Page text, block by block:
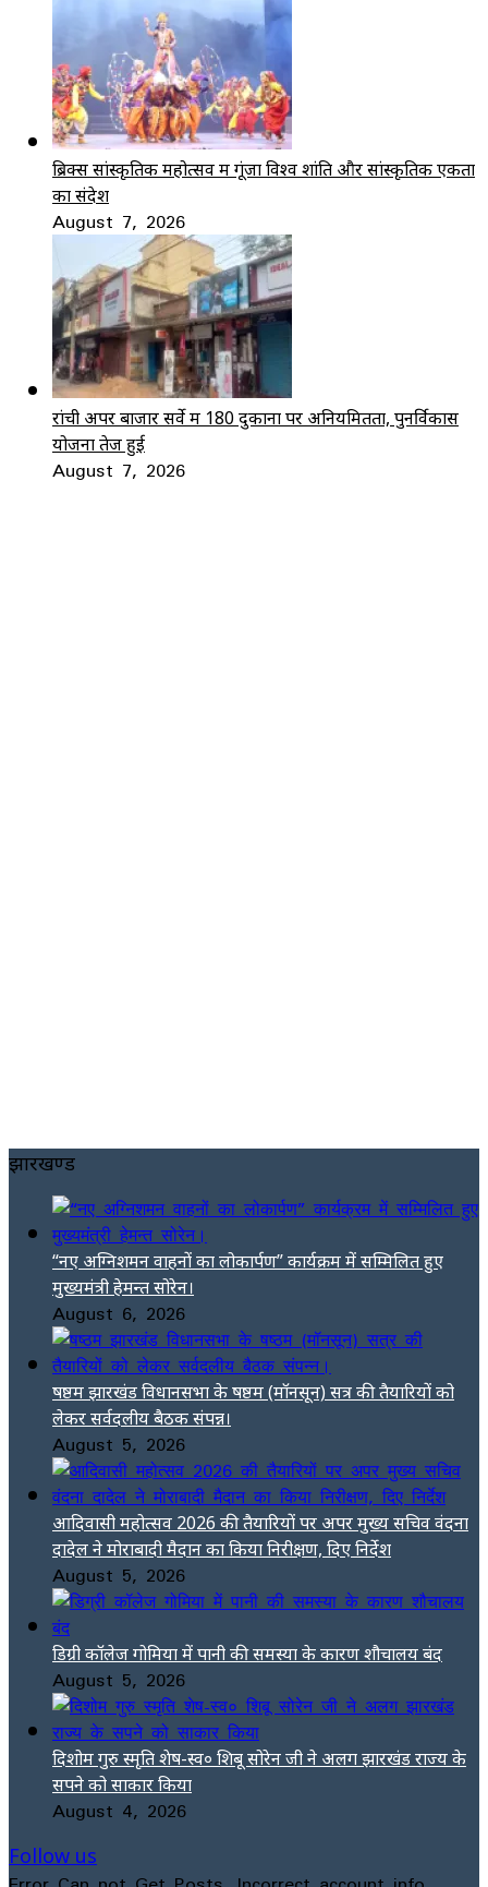
ब्रिक्स सांस्कृतिक महोत्सव में गूंजा विश्व शांति और सांस्कृतिक एकता
का संदेश
August 7, 2026
रांची अपर बाजार सर्वे में 180 दुकानों पर अनियमितता, पुनर्विकास
योजना तेज हुई
August 7, 2026
झारखण्ड
“नए अग्निशमन वाहनों का लोकार्पण” कार्यक्रम में सम्मिलित हुए
मुख्यमंत्री हेमन्त सोरेन।
August 6, 2026
षष्ठम झारखंड विधानसभा के षष्ठम (मॉनसून) सत्र की तैयारियों को
लेकर सर्वदलीय बैठक संपन्न।
August 5, 2026
आदिवासी महोत्सव 2026 की तैयारियों पर अपर मुख्य सचिव वंदना
दादेल ने मोराबादी मैदान का किया निरीक्षण, दिए निर्देश
August 5, 2026
डिग्री कॉलेज गोमिया में पानी की समस्या के कारण शौचालय बंद
August 5, 2026
दिशोम गुरु स्मृति शेष-स्व० शिबू सोरेन जी ने अलग झारखंड राज्य के
सपने को साकार किया
August 4, 2026
Follow us